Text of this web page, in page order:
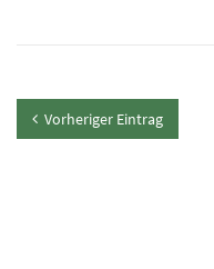
Vorheriger Eintrag